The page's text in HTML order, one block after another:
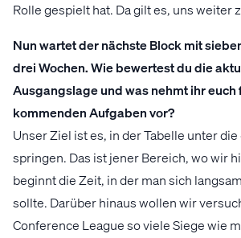
Rolle gespielt hat. Da gilt es, uns weiter
Nun wartet der nächste Block mit
drei Wochen. Wie bewertest du die
Ausgangslage und was nehmt ihr euch
kommenden Aufgaben vor?
Unser Ziel ist es, in der Tabelle unter
springen. Das ist jener Bereich, wo wir
beginnt die Zeit, in der man sich
sollte. Darüber hinaus wollen wir
Conference League so viele Siege wie